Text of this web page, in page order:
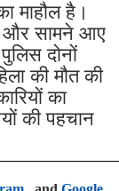
माहौल है।
और सामने आए
दोनों
की मौत की
का
की पहचान